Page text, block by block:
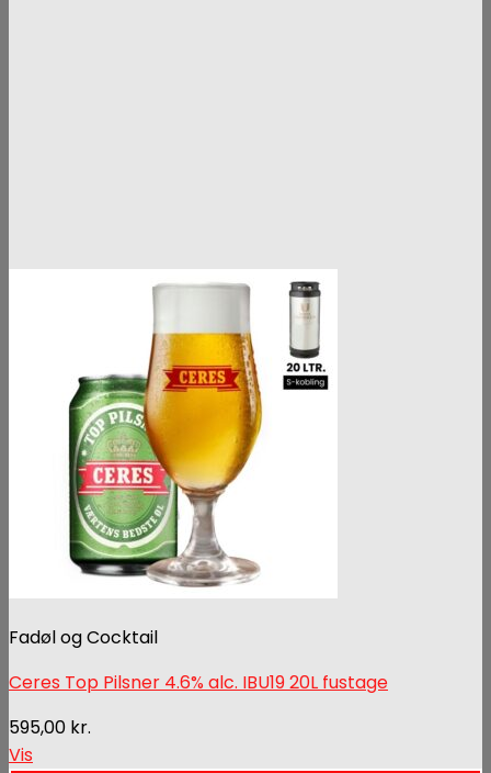
Fadøl og Cocktail
Ceres Top Pilsner 4.6% alc. IBU19 20L fustage
595,00 kr.
Vis